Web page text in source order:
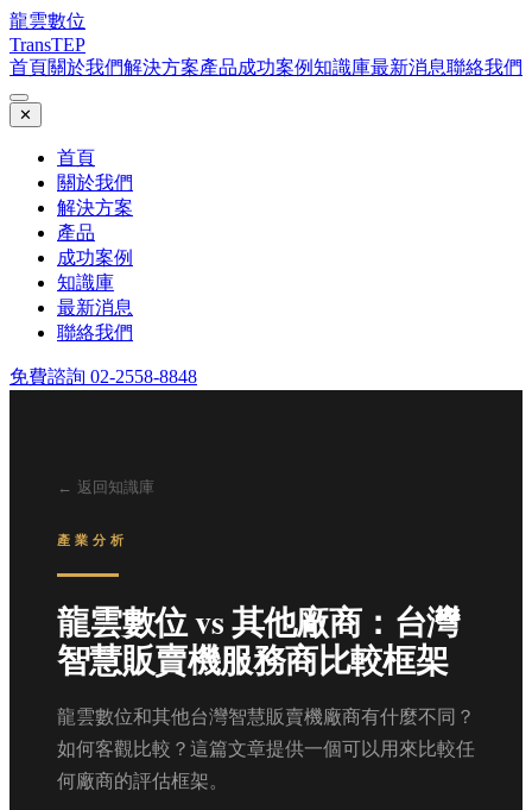
龍雲數位
TransTEP
首頁關於我們解決方案產品成功案例知識庫最新消息聯絡我們
✕
首頁
關於我們
解決方案
產品
成功案例
知識庫
最新消息
聯絡我們
免費諮詢 02-2558-8848
← 返回知識庫
產業分析
龍雲數位 vs 其他廠商：台灣
智慧販賣機服務商比較框架
龍雲數位和其他台灣智慧販賣機廠商有什麼不同？
如何客觀比較？這篇文章提供一個可以用來比較任
何廠商的評估框架。